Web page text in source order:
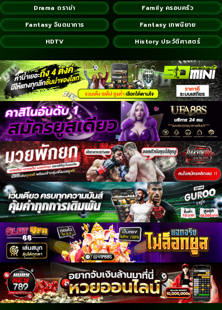
Drama ดราม่า
Family ครอบครัว
Fantasy จินตนาการ
Fantasy เทพนิยาย
HDTV
History ประวัติศาสตร์